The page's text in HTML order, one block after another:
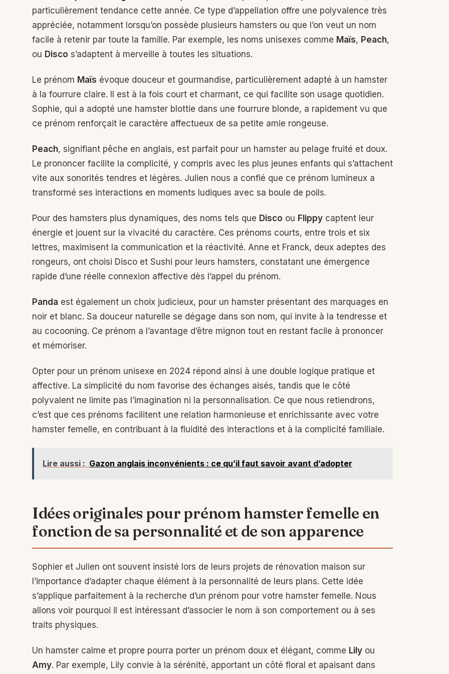
particulièrement tendance cette année. Ce type d’appellation offre une polyvalence très
appréciée, notamment lorsqu’on possède plusieurs hamsters ou que l’on veut un nom
facile à retenir par toute la famille. Par exemple, les noms unisexes comme Maïs, Peach,
ou Disco s’adaptent à merveille à toutes les situations.
Le prénom Maïs évoque douceur et gourmandise, particulièrement adapté à un hamster
à la fourrure claire. Il est à la fois court et charmant, ce qui facilite son usage quotidien.
Sophie, qui a adopté une hamster blottie dans une fourrure blonde, a rapidement vu que
ce prénom renforçait le caractère affectueux de sa petite amie rongeuse.
Peach, signifiant pêche en anglais, est parfait pour un hamster au pelage fruité et doux.
Le prononcer facilite la complicité, y compris avec les plus jeunes enfants qui s’attachent
vite aux sonorités tendres et légères. Julien nous a confié que ce prénom lumineux a
transformé ses interactions en moments ludiques avec sa boule de poils.
Pour des hamsters plus dynamiques, des noms tels que Disco ou Flippy captent leur
énergie et jouent sur la vivacité du caractère. Ces prénoms courts, entre trois et six
lettres, maximisent la communication et la réactivité. Anne et Franck, deux adeptes des
rongeurs, ont choisi Disco et Sushi pour leurs hamsters, constatant une émergence
rapide d’une réelle connexion affective dès l’appel du prénom.
Panda est également un choix judicieux, pour un hamster présentant des marquages en
noir et blanc. Sa douceur naturelle se dégage dans son nom, qui invite à la tendresse et
au cocooning. Ce prénom a l’avantage d’être mignon tout en restant facile à prononcer
et mémoriser.
Opter pour un prénom unisexe en 2024 répond ainsi à une double logique pratique et
affective. La simplicité du nom favorise des échanges aisés, tandis que le côté
polyvalent ne limite pas l’imagination ni la personnalisation. Ce que nous retiendrons,
c’est que ces prénoms facilitent une relation harmonieuse et enrichissante avec votre
hamster femelle, en contribuant à la fluidité des interactions et à la complicité familiale.
Lire aussi : Gazon anglais inconvénients : ce qu’il faut savoir avant d’adopter
Idées originales pour prénom hamster femelle en
fonction de sa personnalité et de son apparence
Sophier et Julien ont souvent insisté lors de leurs projets de rénovation maison sur
l’importance d’adapter chaque élément à la personnalité de leurs plans. Cette idée
s’applique parfaitement à la recherche d’un prénom pour votre hamster femelle. Nous
allons voir pourquoi il est intéressant d’associer le nom à son comportement ou à ses
traits physiques.
Un hamster calme et propre pourra porter un prénom doux et élégant, comme Lily ou
Amy. Par exemple, Lily convie à la sérénité, apportant un côté floral et apaisant dans